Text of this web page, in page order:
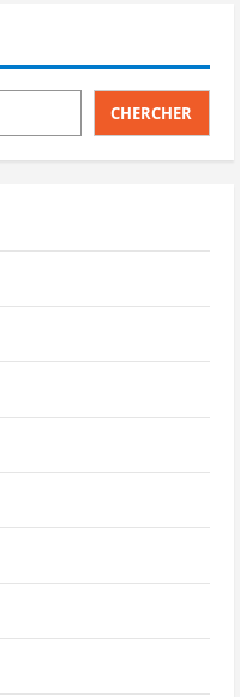
CHERCHER